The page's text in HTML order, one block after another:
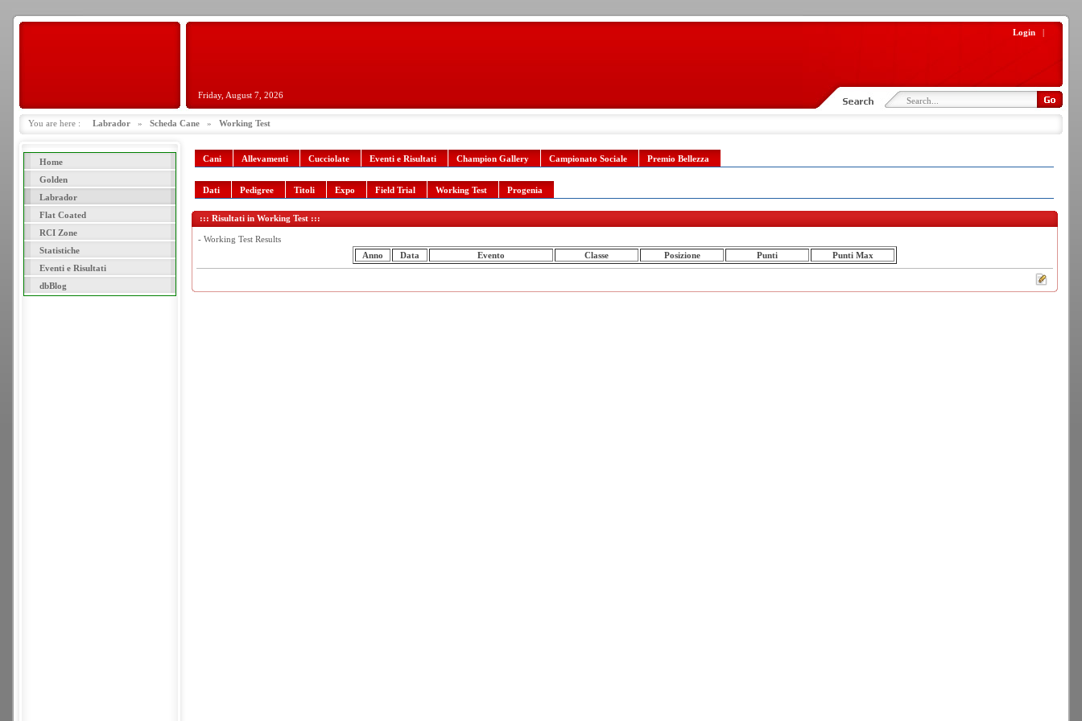
Login |
Friday, August 7, 2026
You are here : Labrador » Scheda Cane » Working Test
Home
Golden
Labrador
Flat Coated
RCI Zone
Statistiche
Eventi e Risultati
dbBlog
Cani Allevamenti Cucciolate Eventi e Risultati Champion Gallery Campionato Sociale Premio Bellezza
Dati Pedigree Titoli Expo Field Trial Working Test Progenia
::: Risultati in Working Test :::
- Working Test Results
Anno
Data Evento Classe Posizione Punti Punti Max